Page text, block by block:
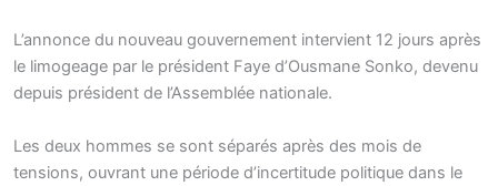
L’annonce du nouveau gouvernement intervient 12 jours après
le limogeage par le président Faye d’Ousmane Sonko, devenu
depuis président de l’Assemblée nationale.
Les deux hommes se sont séparés après des mois de
tensions, ouvrant une période d’incertitude politique dans le